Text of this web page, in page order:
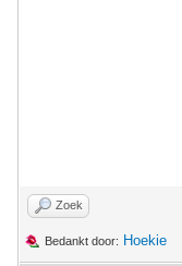
Zoek
Bedankt door: Hoekie